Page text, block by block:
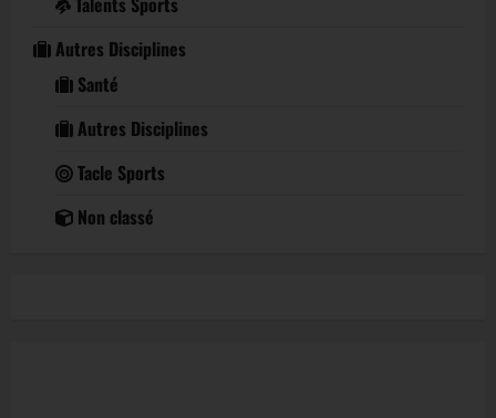
Autres Disciplines
Santé
Autres Disciplines
Tacle Sports
Non classé